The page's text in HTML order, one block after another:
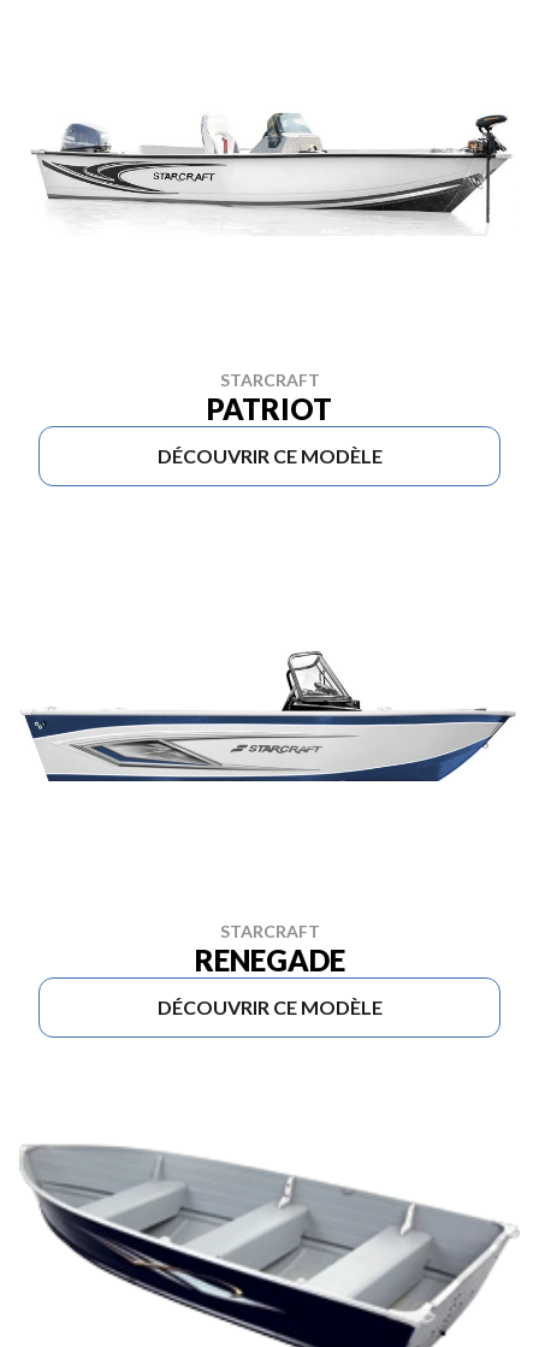
STARCRAFT
PATRIOT
DÉCOUVRIR CE MODÈLE
STARCRAFT
RENEGADE
DÉCOUVRIR CE MODÈLE